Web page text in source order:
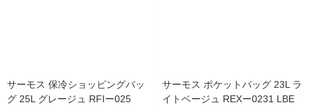
サーモス 保冷ショッピングバッ
グ 25L グレージュ RFIー025
サーモス ポケットバッグ 23L ラ
イトベージュ REXー0231 LBE